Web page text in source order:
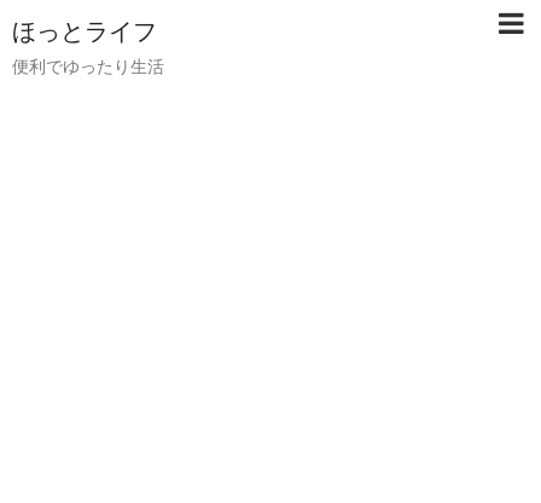
ほっとライフ
便利でゆったり生活